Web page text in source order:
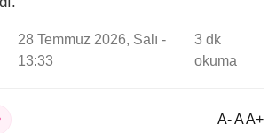
28 Temmuz 2026, Salı -
13:33
3 dk
okuma
A- A A+